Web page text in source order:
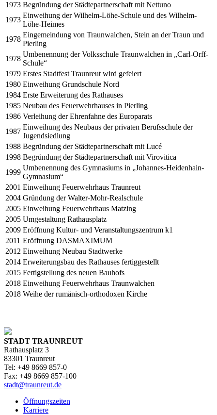
1973 Begründung der Städtepartnerschaft mit Nettuno
1973
Einweihung der Wilhelm-Löhe-Schule und des Wilhelm-
Löhe-Heimes
1978
Eingemeindung von Traunwalchen, Stein an der Traun und
Pierling
1978
Umbenennung der Volksschule Traunwalchen in „Carl-Orff-
Schule“
1979 Erstes Stadtfest Traunreut wird gefeiert
1980 Einweihung Grundschule Nord
1984 Erste Erweiterung des Rathauses
1985 Neubau des Feuerwehrhauses in Pierling
1986 Verleihung der Ehrenfahne des Europarats
1987
Einweihung des Neubaus der privaten Berufsschule der
Jugendsiedlung
1988 Begründung der Städtepartnerschaft mit Lucé
1998 Begründung der Städtepartnerschaft mit Virovitica
1999
Umbenennung des Gymnasiums in „Johannes-Heidenhain-
Gymnasium“
2001 Einweihung Feuerwehrhaus Traunreut
2004 Gründung der Walter-Mohr-Realschule
2005 Einweihung Feuerwehrhaus Matzing
2005 Umgestaltung Rathausplatz
2009 Eröffnung Kultur- und Veranstaltungszentrum k1
2011 Eröffnung DASMAXIMUM
2012 Einweihung Neubau Stadtwerke
2014 Erweiterungsbau des Rathauses fertiggestellt
2015 Fertigstellung des neuen Bauhofs
2018 Einweihung Feuerwehrhaus Traunwalchen
2018 Weihe der rumänisch-orthodoxen Kirche
STADT TRAUNREUT
Rathausplatz 3
83301 Traunreut
Tel: +49 8669 857-0
Fax: +49 8669 857-100
stadt@traunreut.de
Öffnungszeiten
Karriere